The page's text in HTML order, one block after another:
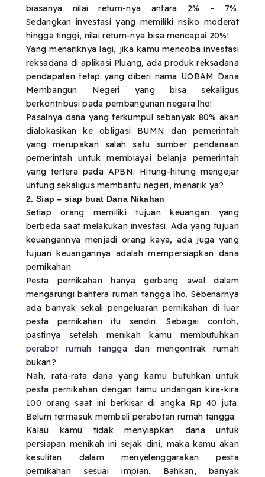
biasanya nilai return-nya antara 2% – 7%.
Sedangkan investasi yang memiliki risiko moderat
hingga tinggi, nilai return-nya bisa mencapai 20%!
Yang menariknya lagi, jika kamu mencoba investasi
reksadana di aplikasi Pluang, ada produk reksadana
pendapatan tetap yang diberi nama UOBAM Dana
Membangun Negeri yang bisa sekaligus
berkontribusi pada pembangunan negara lho!
Pasalnya dana yang terkumpul sebanyak 80% akan
dialokasikan ke obligasi BUMN dan pemerintah
yang merupakan salah satu sumber pendanaan
pemerintah untuk membiayai belanja pemerintah
yang tertera pada APBN. Hitung-hitung mengejar
untung sekaligus membantu negeri, menarik ya?
2. Siap – siap buat Dana Nikahan
Setiap orang memiliki tujuan keuangan yang
berbeda saat melakukan investasi. Ada yang tujuan
keuangannya menjadi orang kaya, ada juga yang
tujuan keuangannya adalah mempersiapkan dana
pernikahan.
Pesta pernikahan hanya gerbang awal dalam
mengarungi bahtera rumah tangga lho. Sebenarnya
ada banyak sekali pengeluaran pernikahan di luar
pesta pernikahan itu sendiri. Sebagai contoh,
pastinya setelah menikah kamu membutuhkan
perabot rumah tangga dan mengontrak rumah
bukan?
Nah, rata-rata dana yang kamu butuhkan untuk
pesta pernikahan dengan tamu undangan kira-kira
100 orang saat ini berkisar di angka Rp 40 juta.
Belum termasuk membeli perabotan rumah tangga.
Kalau kamu tidak menyiapkan dana untuk
persiapan menikah ini sejak dini, maka kamu akan
kesulitan dalam menyelenggarakan pesta
pernikahan sesuai impian. Bahkan, banyak